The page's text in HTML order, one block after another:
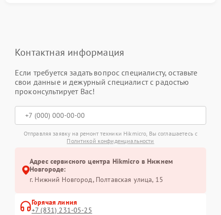
Контактная информация
Если требуется задать вопрос специалисту, оставьте
свои данные и дежурный специалист с радостью
проконсультирует Вас!
Отправляя заявку на ремонт техники Hikmicro, Вы соглашаетесь с
Политикой конфиденциальности
Адрес сервисного центра Hikmicro в Нижнем
Новгороде:
г. Нижний Новгород, Полтавская улица, 15
Горячая линия
+7 (831) 231-05-25